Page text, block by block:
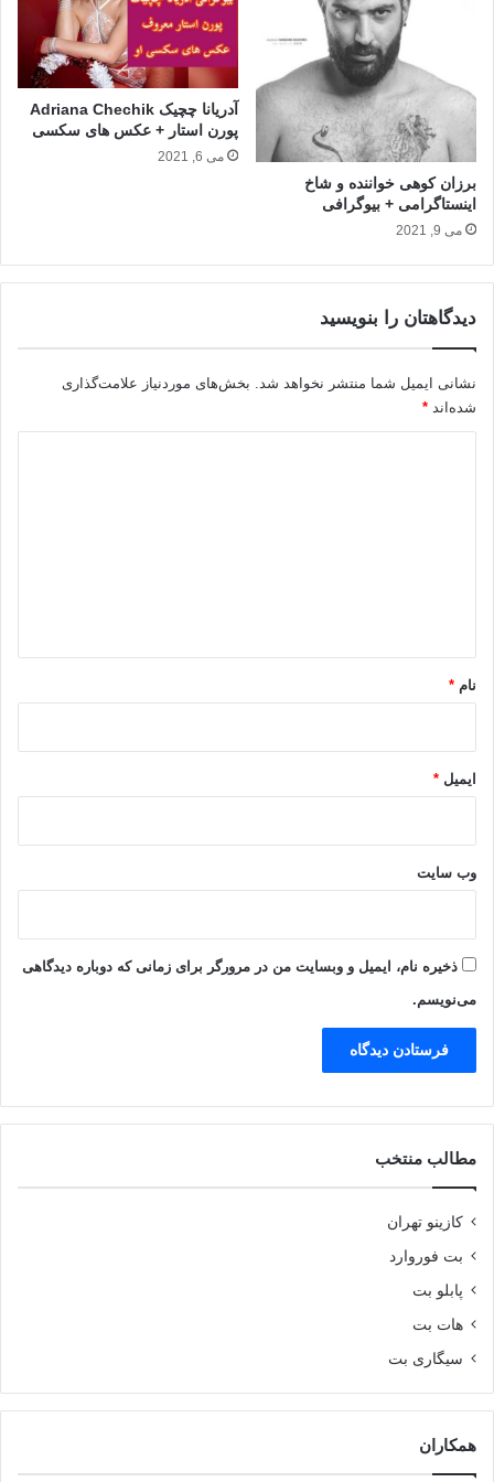
برزان کوهی خواننده و شاخ
اینستاگرامی + بیوگرافی
می 9, 2021
آدریانا چچیک Adriana Chechik
پورن استار + عکس های سکسی
می 6, 2021
دیدگاهتان را بنویسید
نشانی ایمیل شما منتشر نخواهد شد. بخش‌های موردنیاز علامت‌گذاری
شده‌اند *
نام *
ایمیل *
وب‌ سایت
ذخیره نام، ایمیل و وبسایت من در مرورگر برای زمانی که دوباره دیدگاهی
می‌نویسم.
مطالب منتخب
کازینو تهران
بت فوروارد
پابلو بت
هات بت
سیگاری بت
همکاران